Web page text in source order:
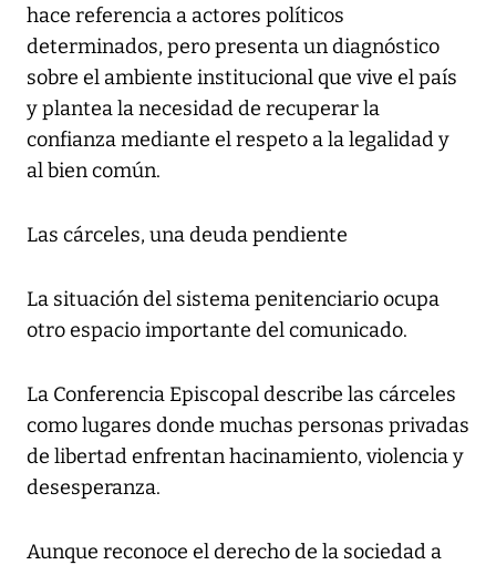
hace referencia a actores políticos
determinados, pero presenta un diagnóstico
sobre el ambiente institucional que vive el país
y plantea la necesidad de recuperar la
confianza mediante el respeto a la legalidad y
al bien común.
Las cárceles, una deuda pendiente
La situación del sistema penitenciario ocupa
otro espacio importante del comunicado.
La Conferencia Episcopal describe las cárceles
como lugares donde muchas personas privadas
de libertad enfrentan hacinamiento, violencia y
desesperanza.
Aunque reconoce el derecho de la sociedad a